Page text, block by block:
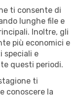
ti consente di
lunghe file e
Inoltre, gli
più economici e
speciali e
questi periodi.
ti
conoscere la